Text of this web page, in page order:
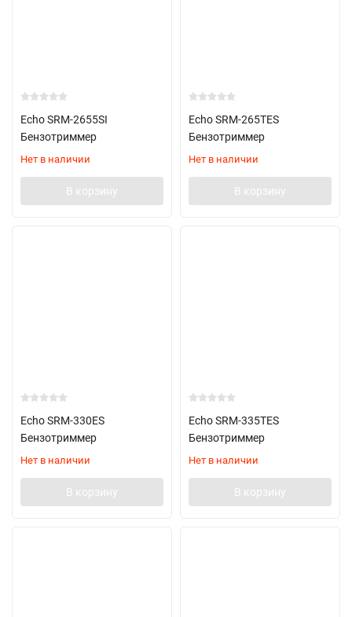
Echo SRM-2655SI
Бензотриммер
Нет в наличии
В корзину
Echo SRM-265TES
Бензотриммер
Нет в наличии
В корзину
Echo SRM-330ES
Бензотриммер
Нет в наличии
В корзину
Echo SRM-335TES
Бензотриммер
Нет в наличии
В корзину